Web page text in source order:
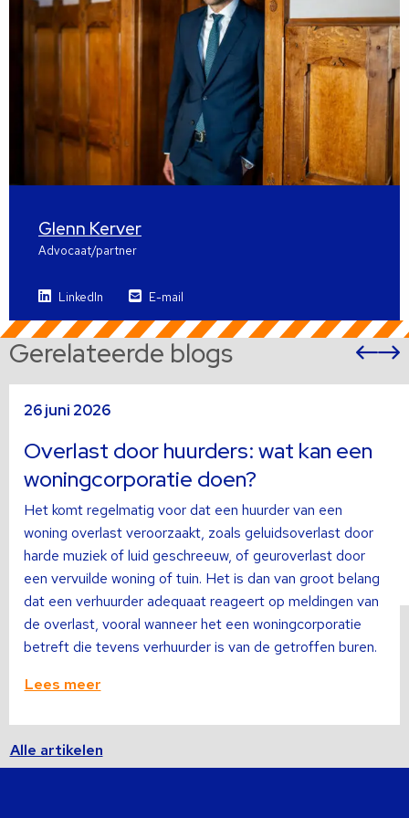
Glenn Kerver
Advocaat/partner
LinkedIn E-mail
Gerelateerde blogs
26 juni 2026
Overlast door huurders: wat kan een
woningcorporatie doen?
Het komt regelmatig voor dat een huurder van een
woning overlast veroorzaakt, zoals geluidsoverlast door
harde muziek of luid geschreeuw, of geuroverlast door
een vervuilde woning of tuin. Het is dan van groot belang
dat een verhuurder adequaat reageert op meldingen van
de overlast, vooral wanneer het een woningcorporatie
betreft die tevens verhuurder is van de getroffen buren.
Lees meer
meer
Alle artikelen